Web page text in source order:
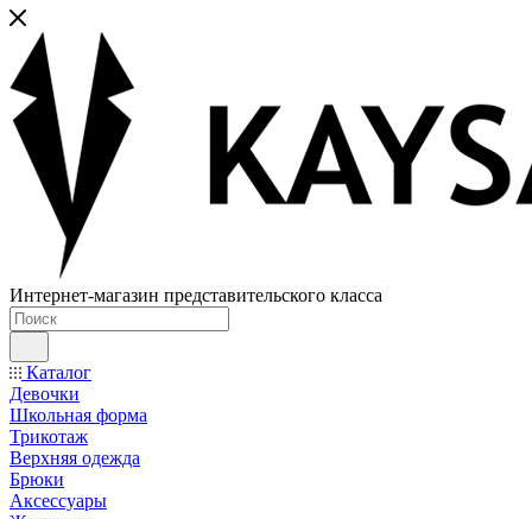
Интернет-магазин представительского класса
Каталог
Девочки
Школьная форма
Трикотаж
Верхняя одежда
Брюки
Аксессуары